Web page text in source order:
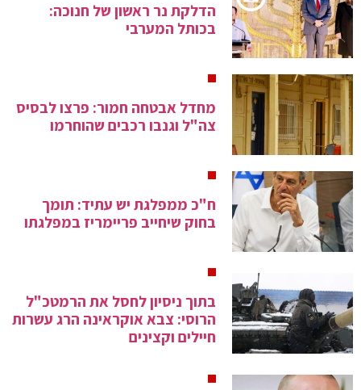
הדלקת נר ראשון של חנוכה:
בכותל המערבי
מחדל אבטחה חמור: פרצו לבסיס
צה"ל וגנבו רכבים שהוחרמו
ח"כ ממפלגת יש עתיד: תומך
בחוק שיחייב פריימריז במפלגתו
בתוך ניסיון לחסל את הרמטכ"ל
הרוסי: צבא אוקראינה הרג עשרות
חיילים וקצינים